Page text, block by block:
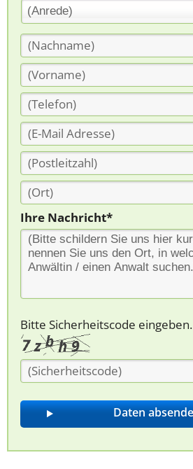
(Anrede)
Ihre Nachricht*
Bitte Sicherheitscode eingeben.